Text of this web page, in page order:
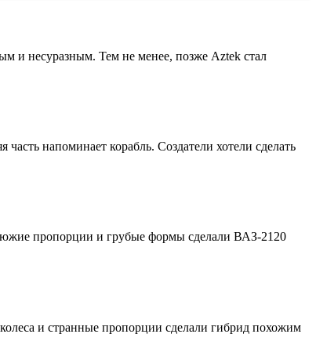
и несуразным. Тем не менее, позже Aztek стал
напоминает корабль. Создатели хотели сделать
пропорции и грубые формы сделали ВАЗ-2120
и странные пропорции сделали гибрид похожим